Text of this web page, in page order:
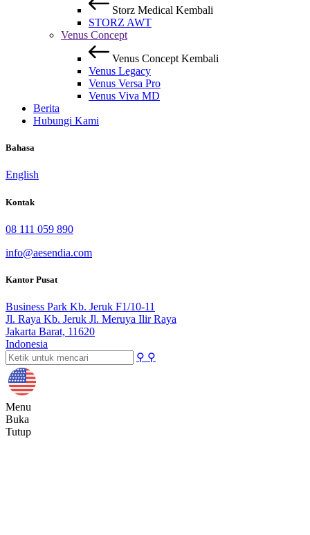
Storz Medical Kembali
STORZ AWT
Venus Concept
Venus Concept Kembali
Venus Legacy
Venus Versa Pro
Venus Viva MD
Berita
Hubungi Kami
Bahasa
English
Kontak
08 111 059 890
info@aesendia.com
Kantor Pusat
Business Park Kb. Jeruk F1/10-11
Jl. Raya Kb. Jeruk Jl. Meruya Ilir Raya
Jakarta Barat, 11620
Indonesia
⚲ ⚲
Menu
Buka
Tutup